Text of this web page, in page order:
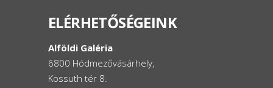
ELÉRHETŐSÉGEINK
Alföldi Galéria
6800 Hódmezővásárhely,
Kossuth tér 8.